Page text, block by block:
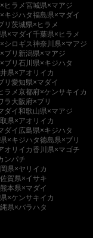
ヒラメ宮城県×マアジ
キジハタ福島県×マダイ
リ 茨城県×ヒラメ
×マダイ千葉県×ヒラメ
シロギス神奈川県×マアジ
ブリ 新潟県×マアジ
ブリ 石川県×キジハタ
県×アオリイカ
リ 愛知県×マダイ
ラメ京都府×ケンサキイカ
ラ 大阪府×ブリ
ダイ和歌山県×マアジ
県×アオリイカ
ダイ 広島県×キジハタ
×キジハタ徳島県×ブリ
オリイカ香川県×マゴチ
ンパチ
県×ヤリイカ
佐賀県×イサキ
熊本県×マダイ
×ケンサキイカ
県×バラハタ